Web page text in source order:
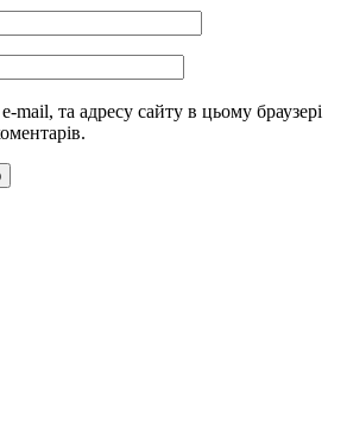
mail, та адресу сайту в цьому браузері